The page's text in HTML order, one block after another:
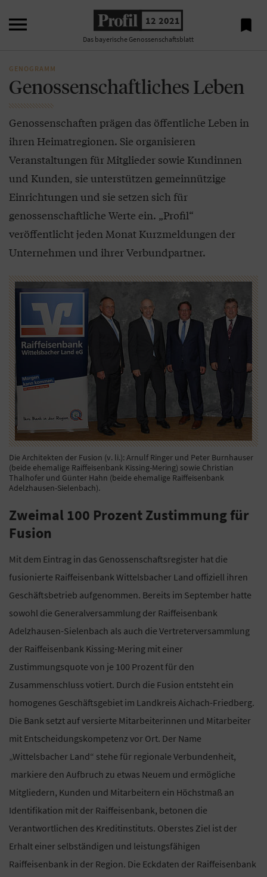
 12 2021
Das bayerische Genossenschaftsblatt

GENOGRAMM
Genossenschaftliches Leben
Genossenschaften prägen das öffentliche Leben in
ihren Heimatregionen. Sie organisieren
Veranstaltungen für Mitglieder sowie Kundinnen
und Kunden, sie unterstützen gemeinnützige
Einrichtungen und sie setzen sich für
genossenschaftliche Werte ein. „Profil“
veröffentlicht jeden Monat Kurzmeldungen der
Unternehmen und ihrer Verbundpartner.
Die Architekten der Fusion (v. li.): Arnulf Ringer und Peter Burnhauser
(beide ehemalige Raiffeisenbank Kissing-Mering) sowie Christian
Thalhofer und Günter Hahn (beide ehemalige Raiffeisenbank
Adelzhausen-Sielenbach).
Zweimal 100 Prozent Zustimmung für
Fusion
Mit dem Eintrag in das Genossenschaftsregister hat die
fusionierte Raiffeisenbank Wittelsbacher Land offiziell ihren
Geschäftsbetrieb aufgenommen. Bereits im September hatte
sowohl die Generalversammlung der Raiffeisenbank
Adelzhausen-Sielenbach als auch die Vertreterversammlung
der Raiffeisenbank Kissing-Mering mit einer
Zustimmungsquote von je 100 Prozent für den
Zusammenschluss votiert. Durch die Fusion entsteht ein
homogenes Geschäftsgebiet im Landkreis Aichach-Friedberg.
Die Bank setzt auf versierte Mitarbeiterinnen und Mitarbeiter
mit Entscheidungskompetenz vor Ort. Der Name
„Wittelsbacher Land“ stehe für regionale Verbundenheit,
markiere den Aufbruch zu etwas Neuem und ermögliche
Mitgliedern, Kunden und Mitarbeitern ein Höchstmaß an
Identifikation mit der Raiffeisenbank, betonen die
Verantwortlichen des Kreditinstituts. Oberstes Ziel ist der
Erhalt einer selbständigen und leistungsfähigen
Raiffeisenbank in der Region. Die Eckdaten der Raiffeisenbank